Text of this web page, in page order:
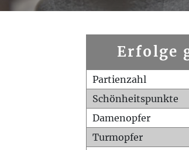
Erfolge
Partienzahl
Schönheitspunkte
Damenopfer
Turmopfer